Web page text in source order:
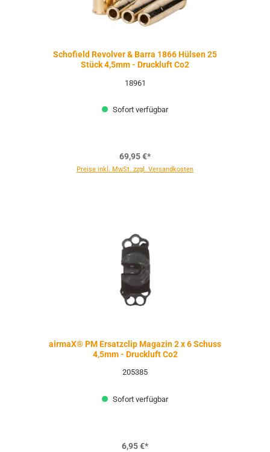
Schofield Revolver & Barra 1866 Hülsen 25
Stück 4,5mm - Druckluft Co2
18961
Sofort verfügbar
69,95 €*
Preise inkl. MwSt. zzgl. Versandkosten
airmaX® PM Ersatzclip Magazin 2 x 6 Schuss
4,5mm - Druckluft Co2
205385
Sofort verfügbar
6,95 €*